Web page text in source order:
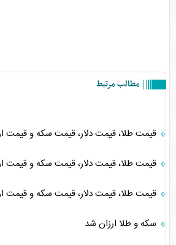
مطالب مرتبط
قیمت طلا، قیمت دلار، قیمت سکه و قیمت ارز ۱۴۰۳/
قیمت طلا، قیمت دلار، قیمت سکه و قیمت ارز ۱۴۰۳/
قیمت طلا، قیمت دلار، قیمت سکه و قیمت ارز ۱۴۰۳/
سکه و طلا ارزان شد